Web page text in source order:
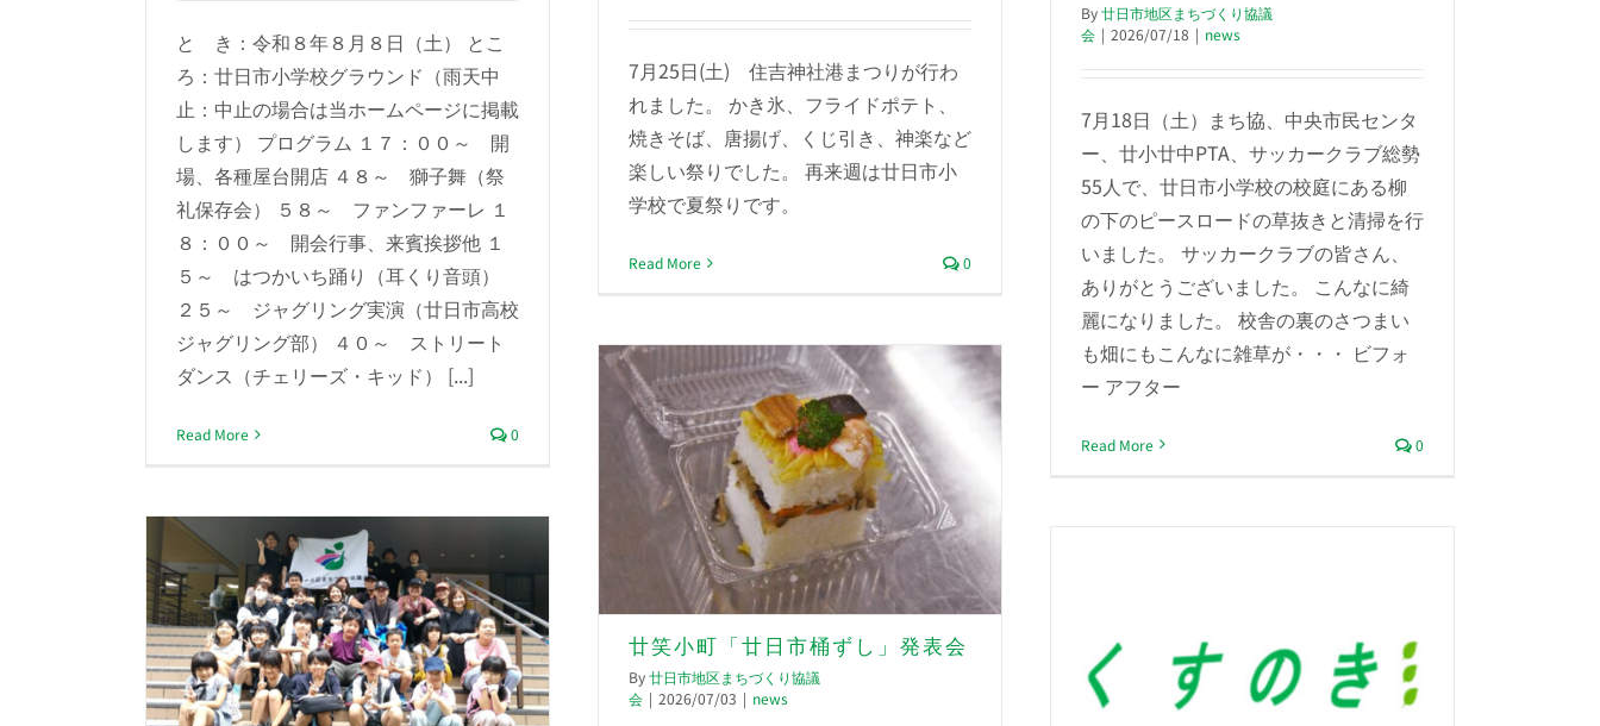
と き：令和８年８月８日（土） とこ
ろ：廿日市小学校グラウンド（雨天中
止：中止の場合は当ホームページに掲載
します） プログラム １７：００～ 開
場、各種屋台開店 ４８～ 獅子舞（祭
礼保存会） ５８～ ファンファーレ １
８：００～ 開会行事、来賓挨拶他 １
５～ はつかいち踊り（耳くり音頭）
２５～ ジャグリング実演（廿日市高校
ジャグリング部） ４０～ ストリート
ダンス（チェリーズ・キッド） [...]
Read More 0
7月25日(土) 住吉神社港まつりが行わ
れました。 かき氷、フライドポテト、
焼きそば、唐揚げ、くじ引き、神楽など
楽しい祭りでした。 再来週は廿日市小
学校で夏祭りです。
Read More 0
By廿日市地区まちづくり協議
会 | 2026/07/18 | news
7月18日（土）まち協、中央市民センタ
ー、廿小廿中PTA、サッカークラブ総勢
55人で、廿日市小学校の校庭にある柳
の下のピースロードの草抜きと清掃を行
いました。 サッカークラブの皆さん、
ありがとうございました。 こんなに綺
麗になりました。 校舎の裏のさつまい
も畑にもこんなに雑草が・・・ ビフォ
ー アフター
Read More 0
廿笑小町「廿日市桶ずし」発表会
By廿日市地区まちづくり協議
会 | 2026/07/03 | news